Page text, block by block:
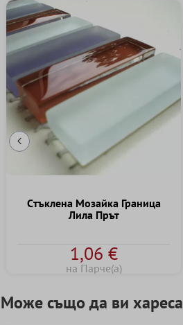
Предишен слайд
Cтъклена Mозайка Граница
Лила Прът
1,06 €
на Парче(а)
Може също да ви хареса